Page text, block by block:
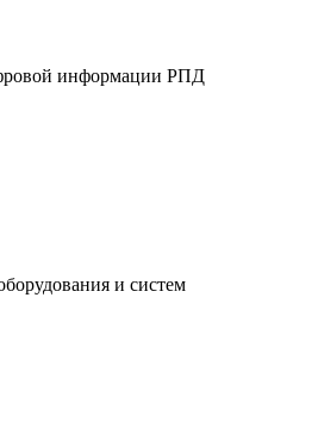
информации РПД
и систем